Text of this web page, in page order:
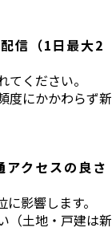
信（1⽇最⼤2
ください。
度にかかわらず新
アクセスの良さ
影響します。
（⼟地‧⼾建は新